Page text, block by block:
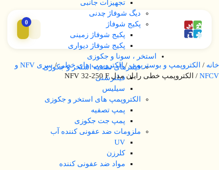
تجهیزات جانبی
دیگ شوفاژ چدنی
پکیج شوفاژ
پکیج شوفاژ زمینی
پکیج شوفاژ دیواری
استخر ، سونا و جکوزی
فیلترهای تصفیه استخر و جکوزی
فیلترشنی
سیلیس
الکتروپمپ های استخر و جکوزی
پمپ تصفیه
پمپ جت جکوزی
ملزومات ضد عفونی کننده آب
UV
کلرزن
مواد ضد عفونی کننده
0
خانه / الکتروپمپ و بوسترپمپ /الکتروپمپ های خطی/
سری NFV و
NFCV / الکتروپمپ خطی رایان مدل NFV 32-250 F